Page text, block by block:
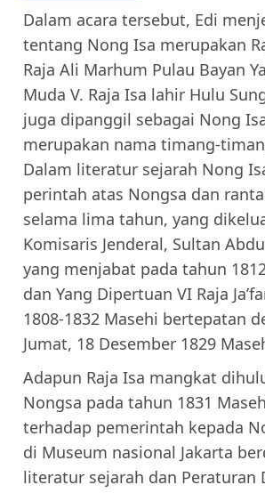
Dalam acara tersebut, Edi
tentang Nong Isa merupakan
Raja Ali Marhum Pulau Bayan
Muda V. Raja Isa lahir Hulu
juga dipanggil sebagai Nong
merupakan nama timang-
Dalam literatur sejarah Nong
perintah atas Nongsa dan
selama lima tahun, yang
Komisaris Jenderal, Sultan
yang menjabat pada tahun
dan Yang Dipertuan VI Raja
1808-1832 Masehi bertepatan
Jumat, 18 Desember 1829
Adapun Raja Isa mangkat
Nongsa pada tahun 1831
terhadap pemerintah kepada
di Museum nasional Jakarta
literatur sejarah dan Peraturan